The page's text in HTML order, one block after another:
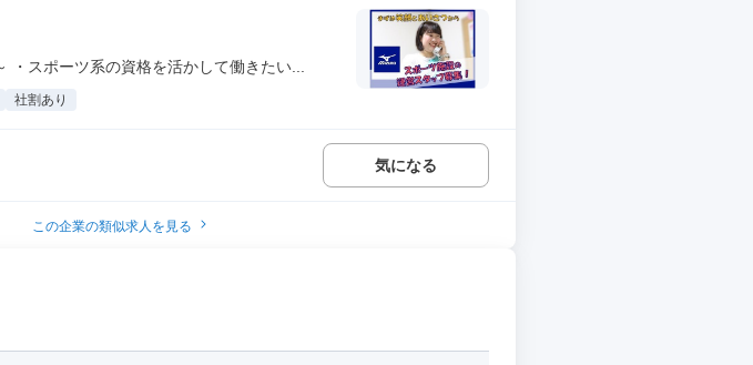
・スポーツ系の資格を活かして働きたい...
社割あり
気になる
この企業の類似求人を見る